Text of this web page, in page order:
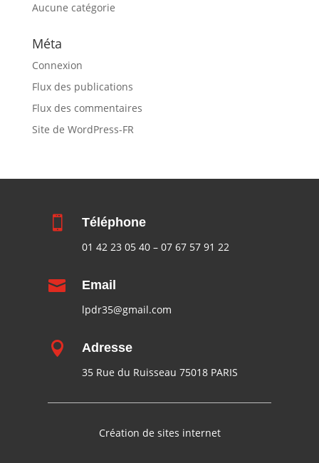
Aucune catégorie
Méta
Connexion
Flux des publications
Flux des commentaires
Site de WordPress-FR
 Téléphone
01 42 23 05 40– 07 67 57 91 22
 Email
lpdr35@gmail.com
 Adresse
35 Rue du Ruisseau 75018 PARIS
Création de sites internet